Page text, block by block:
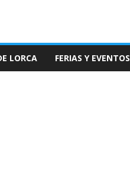
LORCA FERIAS Y EVENTOS